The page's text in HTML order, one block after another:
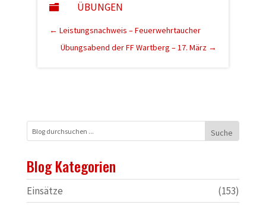
 ÜBUNGEN
← Leistungsnachweis – Feuerwehrtaucher
Übungsabend der FF Wartberg – 17. März →
Blog Kategorien
Einsätze (153)